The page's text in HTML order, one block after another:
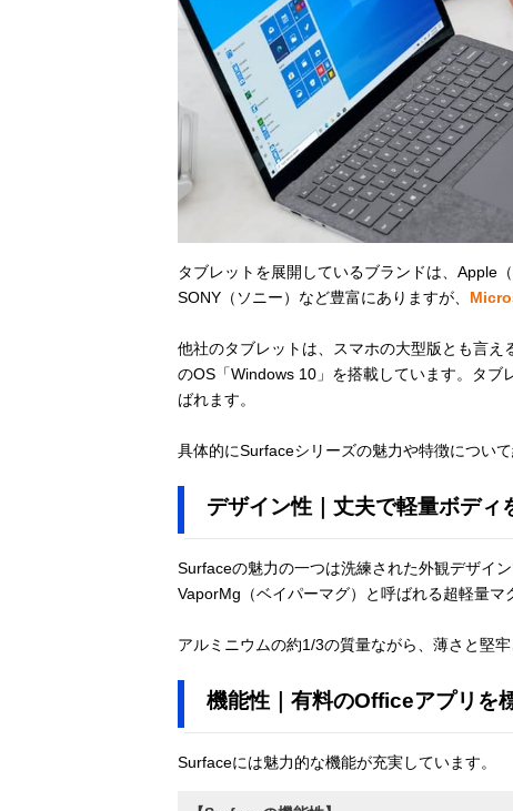
タブレットを展開しているブランドは、Apple
SONY（ソニー）など豊富にありますが、
他社のタブレットは、スマホの大型版とも言
のOS「Windows 10」を搭載しています。タブ
ばれます。
具体的にSurfaceシリーズの魅力や特徴について
デザイン性｜丈夫で軽量ボデ
Surfaceの魅力の一つは洗練された外観デザイ
VaporMg（ベイパーマグ）と呼ばれる超軽量マ
アルミニウムの約1/3の質量ながら、薄さと堅
機能性｜有料のOfficeアプリを
Surfaceには魅力的な機能が充実しています。